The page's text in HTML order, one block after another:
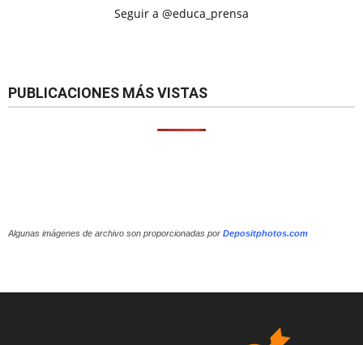
Seguir a @educa_prensa
PUBLICACIONES MÁS VISTAS
Algunas imágenes de archivo son proporcionadas por Depositphotos.com